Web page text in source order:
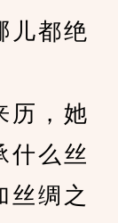
都绝
，她
什么丝
丝绸之